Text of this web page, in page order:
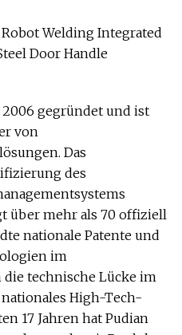
gegründet und ist
von
Das
des
über mehr als 70 offiziell
nationale Patente und
im
technische Lücke im
High-Tech-
17 Jahren hat Pudian